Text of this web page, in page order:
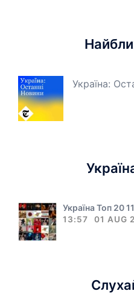
Україна:
Україна Топ 20
13:57 01 AUG